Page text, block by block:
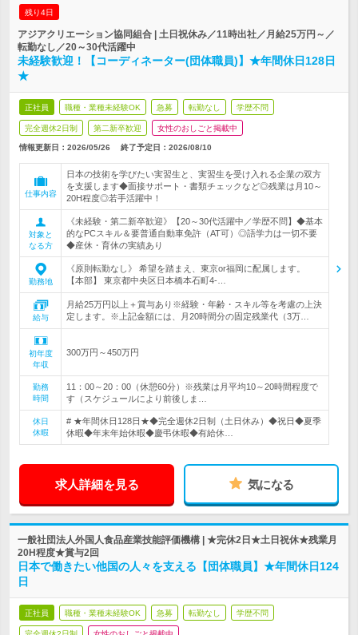
残り4日
アジアクリエーション協同組合 | 土日祝休み／11時出社／月給25万円～／
転勤なし／20～30代活躍中
未経験歓迎！【コーディネーター(団体職員)】★年間休日128日
★
正社員 職種・業種未経験OK 急募 転勤なし 学歴不問
完全週休2日制 第二新卒歓迎 女性のおしごと掲載中
情報更新日：2026/05/26 終了予定日： 2026/08/10
仕事内容
日本の技術を学びたい実習生と、実習生を受け入れる企業の双方
を支援します◆面接サポート・書類チェックなど◎残業は月10～
20H程度◎若手活躍中！
対象と
なる方
《未経験・第二新卒歓迎》【20～30代活躍中／学歴不問】◆基本
的なPCスキル＆要普通自動車免許（AT可）◎語学力は一切不要
◆産休・育休の実績あり
勤務地
《原則転勤なし》 希望を踏まえ、東京or福岡に配属します。
【本部】 東京都中央区日本橋本石町4-…
給与
月給25万円以上＋賞与あり※経験・年齢・スキル等を考慮の上決
定します。※上記金額には、月20時間分の固定残業代（3万…
初年度
年収
300万円～450万円
勤務
時間
11：00～20：00（休憩60分）※残業は月平均10～20時間程度で
す（スケジュールにより前後しま…
休日
休暇
# ★年間休日128日★◆完全週休2日制（土日休み）◆祝日◆夏季
休暇◆年末年始休暇◆慶弔休暇◆有給休…
求人詳細を見る 気になる
一般社団法人外国人食品産業技能評価機構 | ★完休2日★土日祝休★残業月
20H程度★賞与2回
日本で働きたい他国の人々を支える【団体職員】★年間休日124
日
正社員 職種・業種未経験OK 急募 転勤なし 学歴不問